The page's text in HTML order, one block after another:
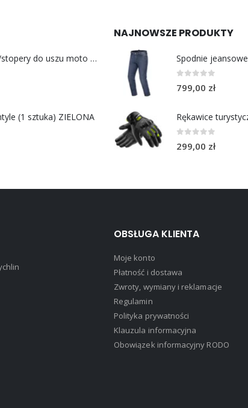
ALPINE zatyczki/stopery do uszu moto MotoSafe Pro
(1 sztuka) ZIELONA
NAJNOWSZE PRODUKTY
out of 5
799,00 zł
out of 5
299,00 zł
OBSŁUGA KLIENTA
Moje konto
Płatność i dostawa
Zwroty, wymiany i reklamacje
Regulamin
Polityka prywatności
Klauzula informacyjna
Obowiązek informacyjny RODO